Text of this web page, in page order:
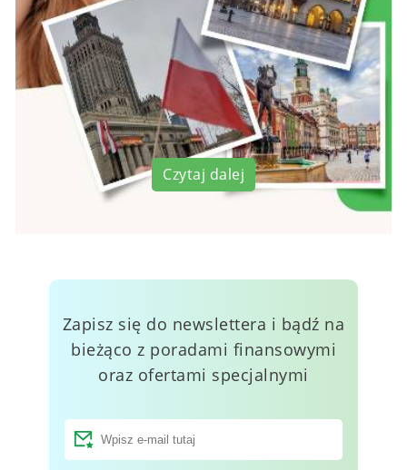
Czytaj dalej
Zapisz się do newslettera i bądź na
bieżąco z poradami finansowymi
oraz ofertami specjalnymi